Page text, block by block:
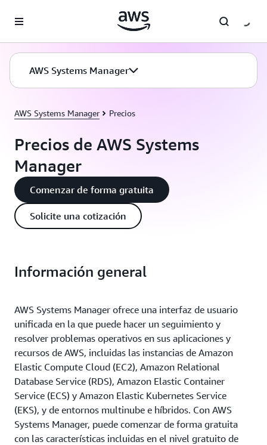
AWS Systems Manager
AWS Systems Manager Precios
Precios de AWS Systems
Manager
Comenzar de forma gratuita
Solicite una cotización
Información general
AWS Systems Manager ofrece una interfaz de usuario
unificada en la que puede hacer un seguimiento y
resolver problemas operativos en sus aplicaciones y
recursos de AWS, incluidas las instancias de Amazon
Elastic Compute Cloud (EC2), Amazon Relational
Database Service (RDS), Amazon Elastic Container
Service (ECS) y Amazon Elastic Kubernetes Service
(EKS), y de entornos multinube e híbridos. Con AWS
Systems Manager, puede comenzar de forma gratuita
con las características incluidas en el nivel gratuito de